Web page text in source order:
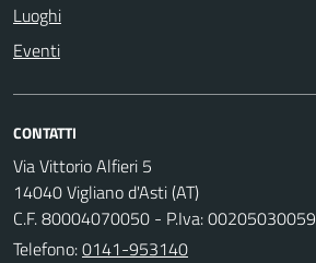
Luoghi
Eventi
CONTATTI
Via Vittorio Alfieri 5
14040 Vigliano d'Asti (AT)
C.F. 80004070050 - P.Iva: 00205030059
Telefono:0141-953140